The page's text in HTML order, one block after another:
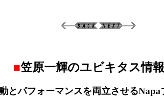
■笠原一輝のユビキタス情
とパフォーマンスを両立させるNapa